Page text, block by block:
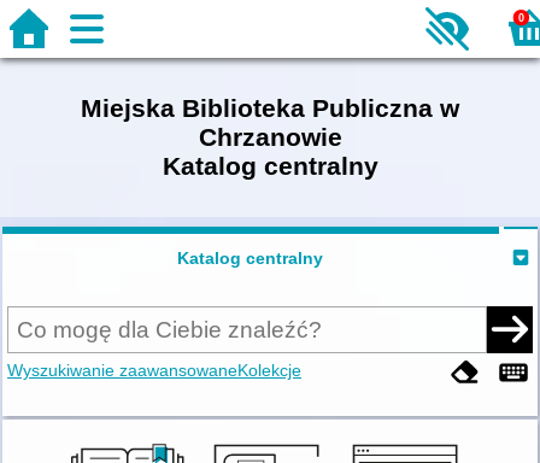
0
Miejska Biblioteka Publiczna w
Chrzanowie
Katalog centralny
Katalog centralny
Wyszukiwanie zaawansowaneKolekcje